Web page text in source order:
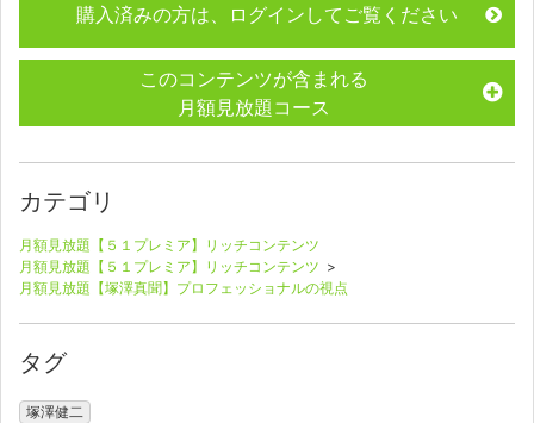
購入済みの方は、ログインしてご覧ください
このコンテンツが含まれる
月額見放題コース
カテゴリ
月額見放題【５１プレミア】リッチコンテンツ
月額見放題【５１プレミア】リッチコンテンツ >
月額見放題【塚澤真聞】プロフェッショナルの視点
タグ
塚澤健二